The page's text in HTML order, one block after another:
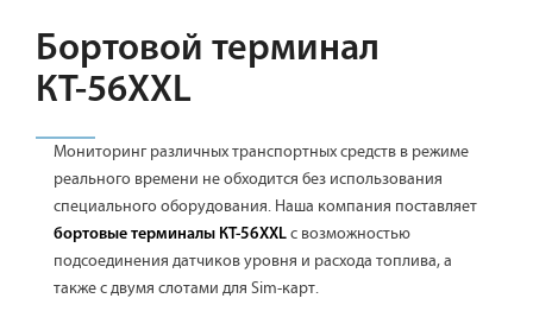
Бортовой терминал
КТ-56XXL
Мониторинг различных транспортных средств в режиме
реального времени не обходится без использования
специального оборудования. Наша компания поставляет
бортовые терминалы КТ-56XXL с возможностью
подсоединения датчиков уровня и расхода топлива, а
также с двумя слотами для Sim-карт.